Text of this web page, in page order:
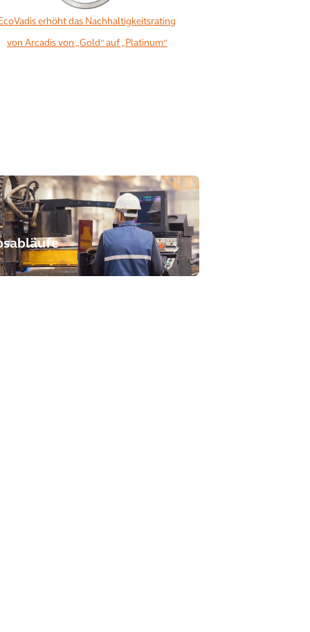
erhöht das Nachhaltigkeitsrating
von Arcadis von „Gold“ auf „Platinum“